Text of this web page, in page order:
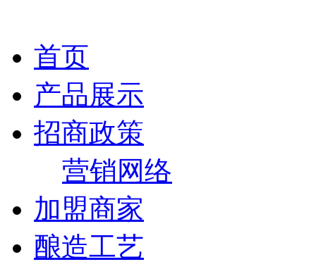
首页
产品展示
招商政策
营销网络
加盟商家
酿造工艺